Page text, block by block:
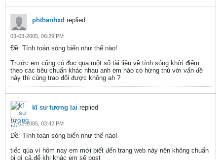
phthanhxd replied
03-03-2005, 06:29 PM
Ðề: Tính toán sóng biển như thế nào!
Trước em cũng có đọc qua một số tài liệu về tính sóng khởi điểm
theo các tiêu chuẩn khác nhau anh em nào có hứng thú với vấn đề
này thì cùng trao đổi được không ah ?
kĩ sư tương lai replied
17-02-2005, 03:42 PM
Ðề: Tính toán sóng biển như thế nào!
tiếc qúa vì hôm nay em mới biết đến trang web này nên không chuẩn
bị gì cả.để khi khác em sẽ post